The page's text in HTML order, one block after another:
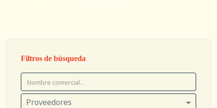
Filtros de búsqueda
Proveedores